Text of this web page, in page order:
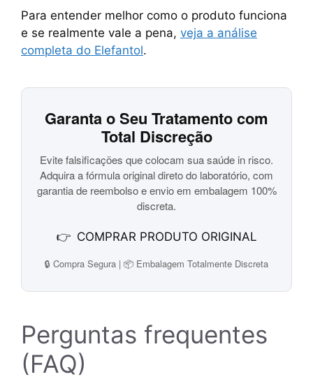
Para entender melhor como o produto funciona
e se realmente vale a pena, veja a análise
completa do Elefantol.
Garanta o Seu Tratamento com
Total Discreção
Evite falsificações que colocam sua saúde in risco.
Adquira a fórmula original direto do laboratório, com
garantia de reembolso e envio em embalagem 100%
discreta.
👉 COMPRAR PRODUTO ORIGINAL
🔒 Compra Segura | 📦 Embalagem Totalmente Discreta
Perguntas frequentes
(FAQ)